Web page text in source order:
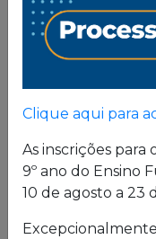
formação,
consistente
Clique aqui para
As inscrições para
9º ano do Ensino
10 de agosto a 23